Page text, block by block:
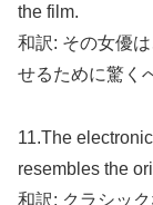
the film.
和訳: その女優
せるために驚く
11.The
resembles the
和訳: クラシッ